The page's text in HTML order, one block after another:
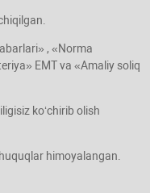
, «Norma
EMT va «Amaliy soliq
koʻchirib olish
himoyalangan.